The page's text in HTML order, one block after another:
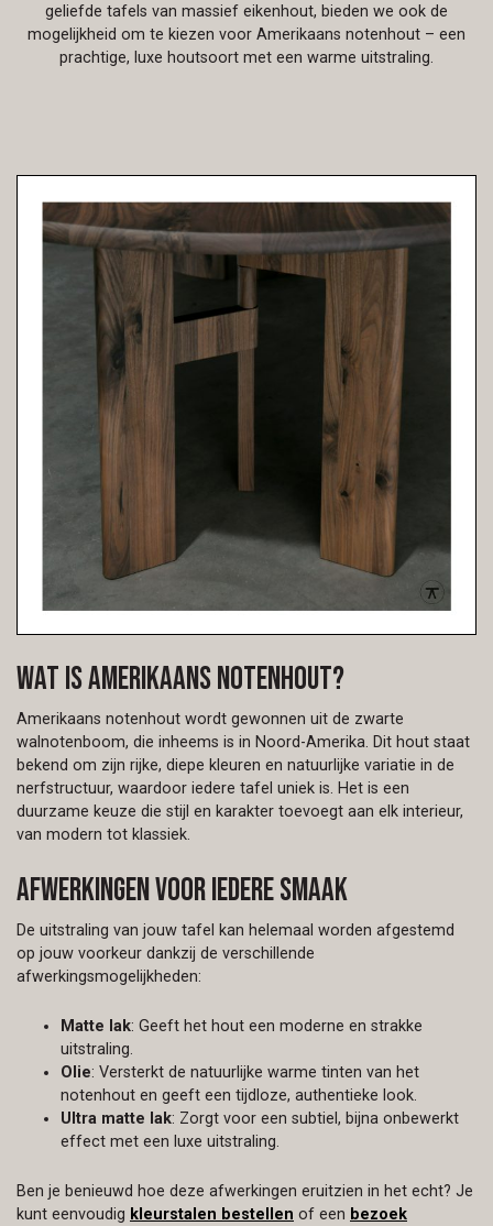
geliefde tafels van massief eikenhout, bieden we ook de
mogelijkheid om te kiezen voor Amerikaans notenhout – een
prachtige, luxe houtsoort met een warme uitstraling.
Wat is Amerikaans notenhout?
Amerikaans notenhout wordt gewonnen uit de zwarte
walnotenboom, die inheems is in Noord-Amerika. Dit hout staat
bekend om zijn rijke, diepe kleuren en natuurlijke variatie in de
nerfstructuur, waardoor iedere tafel uniek is. Het is een
duurzame keuze die stijl en karakter toevoegt aan elk interieur,
van modern tot klassiek.
Afwerkingen voor iedere smaak
De uitstraling van jouw tafel kan helemaal worden afgestemd
op jouw voorkeur dankzij de verschillende
afwerkingsmogelijkheden:
Matte lak: Geeft het hout een moderne en strakke
uitstraling.
Olie: Versterkt de natuurlijke warme tinten van het
notenhout en geeft een tijdloze, authentieke look.
Ultra matte lak: Zorgt voor een subtiel, bijna onbewerkt
effect met een luxe uitstraling.
Ben je benieuwd hoe deze afwerkingen eruitzien in het echt? Je
kunt eenvoudig kleurstalen bestellen of een bezoek